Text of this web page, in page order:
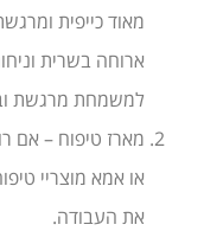
מאוד כייפית
ארוחה בשרית
למשמחת מרגשת
מארז טיפוח – אם
או אמא מוצריי
את העבודה.